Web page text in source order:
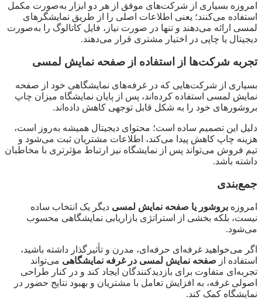
امروزه بسیاری از شرکت‌های موفق از هر دو ابزار به‌صورت مکمل
استفاده می‌کنند؛ یعنی اطلاعات اصلی را از طریق نمایشگرهای
لمسی ارائه می‌دهند و تنها در صورت نیاز، فایل کاتالوگ را به‌صورت
دیجیتال یا چاپی در اختیار مشتری قرار می‌دهند.
تجربه شرکت‌ها از استفاده از صفحه نمایش لمسی
بسیاری از شرکت‌هایی که در غرفه‌های نمایشگاهی خود از صفحه
نمایش لمسی استفاده کرده‌اند، پس از پایان نمایشگاه میزان چاپ
بروشورهای خود را به شکل قابل توجهی کاهش داده‌اند.
دلیل این تصمیم ساده است؛ محتوای دیجیتال همیشه به‌روز است،
هزینه چاپ کاهش پیدا می‌کند، اطلاعات مشتریان ثبت می‌شود و
تیم فروش می‌تواند پس از نمایشگاه نیز ارتباط مؤثرتری با مخاطبان
داشته باشد.
جمع‌بندی
امروزه بروشور یا صفحه نمایش لمسی دیگر یک انتخاب ساده
نیست، بلکه بخشی از استراتژی بازاریابی نمایشگاهی محسوب
می‌شود.
اگر می‌خواهید غرفه‌ای حرفه‌ای، مدرن و تأثیرگذار داشته باشید،
استفاده از صفحه نمایش لمسی در غرفه نمایشگاهی می‌تواند
تجربه‌ای متفاوت برای بازدیدکنندگان ایجاد کند و در کنار طراحی
اصولی غرفه، به افزایش تعامل با مشتریان و بهبود نتایج حضور در
نمایشگاه کمک کند.